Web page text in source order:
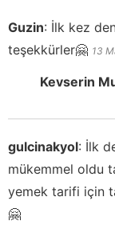
Guzin: İlk kez
teşekkürler🤗 13
Kevserin
gulcinakyol: İlk
mükemmel oldu
yemek tarifi için
🤗